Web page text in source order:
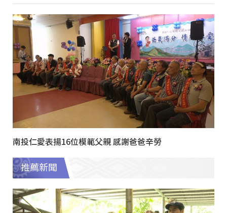
南投仁愛表揚16位模範父親 感謝爸爸辛勞
推薦新聞